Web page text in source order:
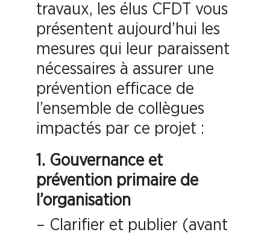
travaux, les élus CFDT vous
présentent aujourd’hui les
mesures qui leur paraissent
nécessaires à assurer une
prévention efficace de
l’ensemble de collègues
impactés par ce projet :
1. Gouvernance et
prévention primaire de
l’organisation
– Clarifier et publier (avant